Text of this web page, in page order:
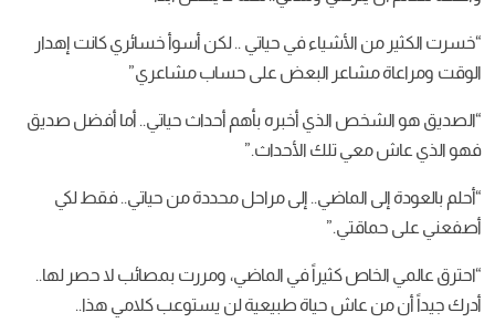
“خسرت الكثير من الأشياء في حياتي .. لكن أسوأ خسائري كانت إهدار
الوقت ومراعاة مشاعر البعض على حساب مشاعري”
“الصديق هو الشخص الذي أخبره بأهم أحداث حياتي.. أما أفضل صديق
فهو الذي عاش معي تلك الأحداث.”
“أحلم بالعودة إلى الماضي.. إلى مراحل محددة من حياتي.. فقط لكي
أصفعني على حماقتي.”
“احترق عالمي الخاص كثيراً في الماضي، ومررت بمصائب لا حصر لها..
أدرك جيداً أن من عاش حياة طبيعية لن يستوعب كلامي هذا..